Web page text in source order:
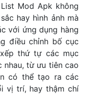
Mod Apk không
hay hình ảnh mà
với ứng dụng hàng
điều chỉnh bố cục
thứ tự các mục
nhau, từ ưu tiên cao
có thể tạo ra các
vị trí, hay thậm chí